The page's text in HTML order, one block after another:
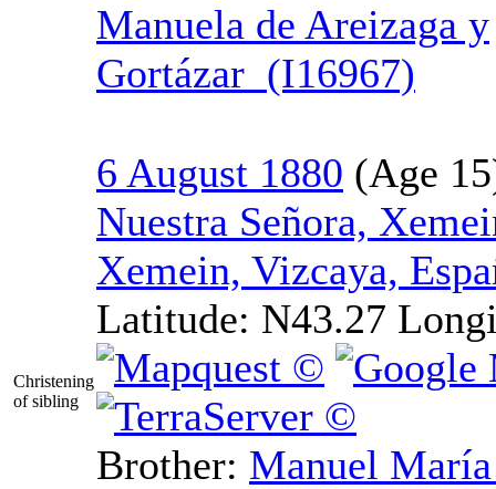
Manuela de Areizaga y
Gortázar (I16967)
Christening
of sibling
6 August 1880
Nuestra Señora,
Xemein, Vizcaya,
Latitude: N43.27
Brother: Manuel